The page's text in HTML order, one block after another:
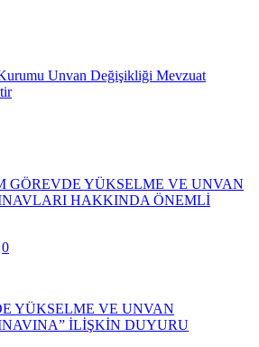
Unvan Değişikliği Mevzuat
GÖREVDE YÜKSELME VE UNVAN
HAKKINDA ÖNEMLİ
0
YÜKSELME VE UNVAN
İLİŞKİN DUYURU